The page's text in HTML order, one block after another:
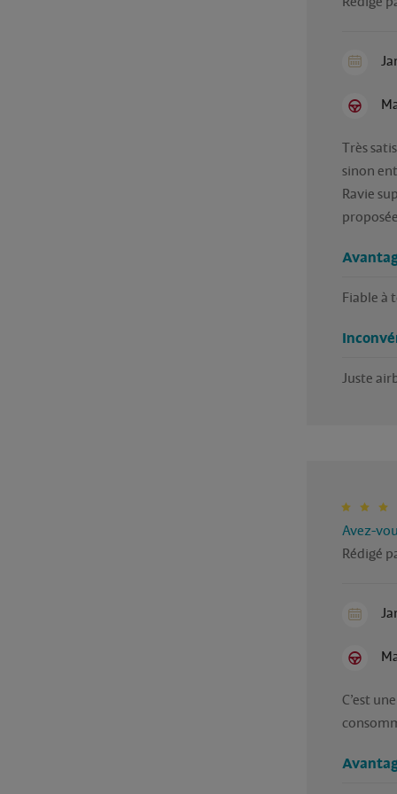
Très
sinon
Ravie
Fiable à
Juste
Avez-
Rédigé
C’est